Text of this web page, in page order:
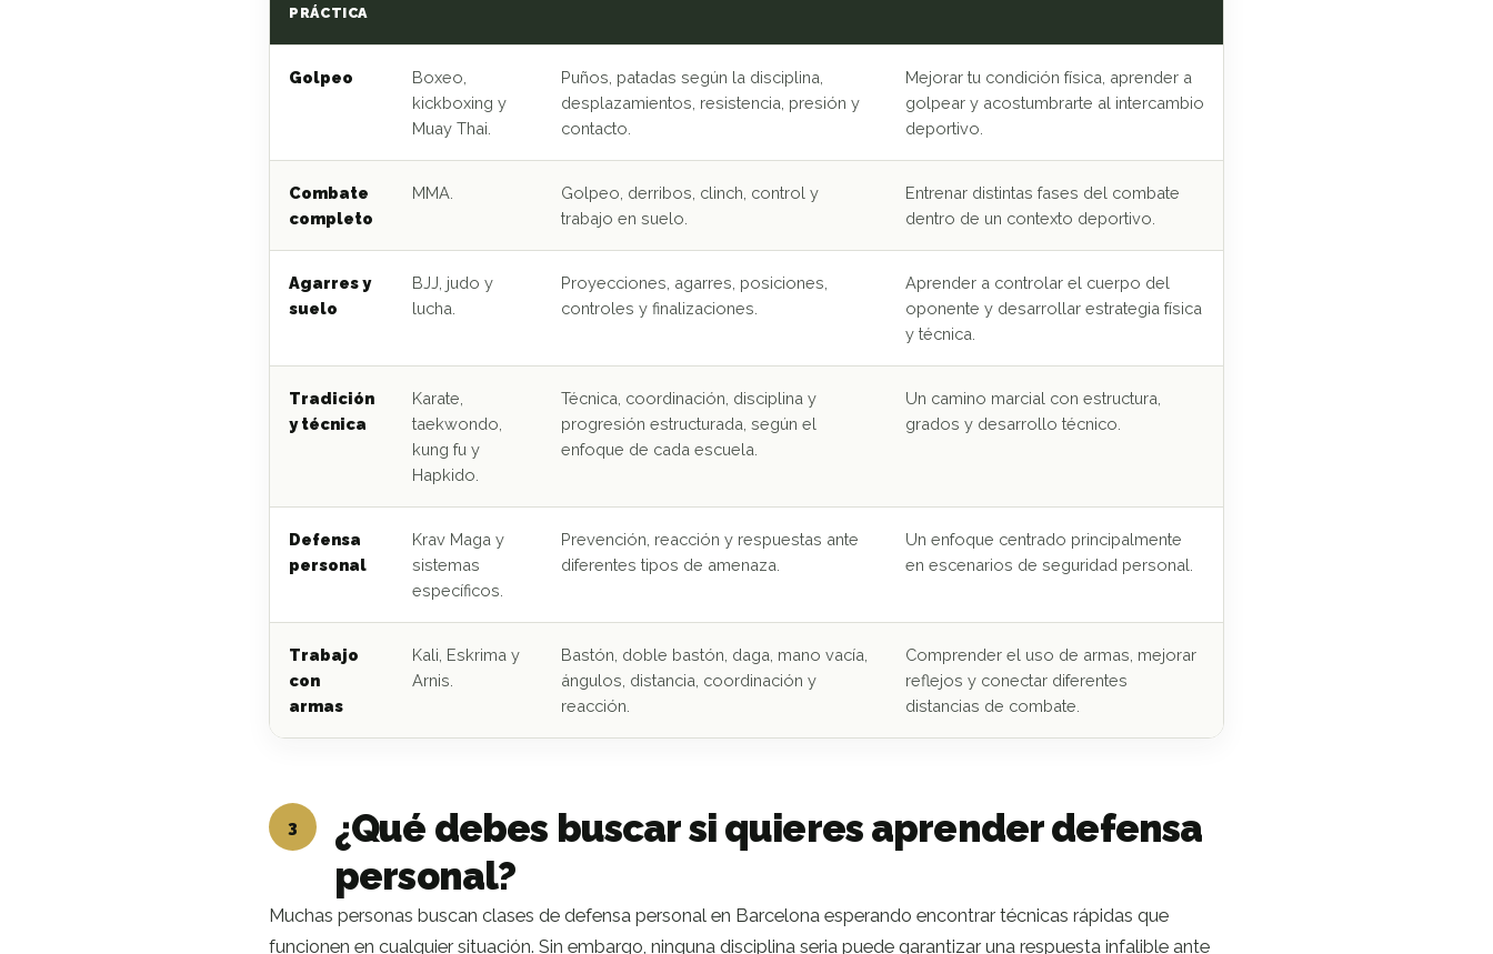
PRÁCTICA
Golpeo
Boxeo,
kickboxing y
Muay Thai.
Puños, patadas según la disciplina,
desplazamientos, resistencia, presión y
contacto.
Mejorar tu condición física, aprender a
golpear y acostumbrarte al intercambio
deportivo.
Combate
completo
MMA.
Golpeo, derribos, clinch, control y
trabajo en suelo.
Entrenar distintas fases del combate
dentro de un contexto deportivo.
Agarres y
suelo
BJJ, judo y
lucha.
Proyecciones, agarres, posiciones,
controles y finalizaciones.
Aprender a controlar el cuerpo del
oponente y desarrollar estrategia física
y técnica.
Tradición
y técnica
Karate,
taekwondo,
kung fu y
Hapkido.
Técnica, coordinación, disciplina y
progresión estructurada, según el
enfoque de cada escuela.
Un camino marcial con estructura,
grados y desarrollo técnico.
Defensa
personal
Krav Maga y
sistemas
específicos.
Prevención, reacción y respuestas ante
diferentes tipos de amenaza.
Un enfoque centrado principalmente
en escenarios de seguridad personal.
Trabajo
con
armas
Kali, Eskrima y
Arnis.
Bastón, doble bastón, daga, mano vacía,
ángulos, distancia, coordinación y
reacción.
Comprender el uso de armas, mejorar
reflejos y conectar diferentes
distancias de combate.
3
¿Qué debes buscar si quieres aprender defensa
personal?
Muchas personas buscan clases de defensa personal en Barcelona esperando encontrar técnicas rápidas que
funcionen en cualquier situación. Sin embargo, ninguna disciplina seria puede garantizar una respuesta infalible ante